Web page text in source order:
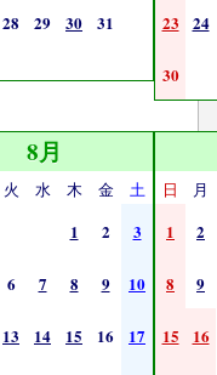
28 29 30 31 23 24
30
8月
火 水 木 金 土
1 2 3
6 7 8 9 10
13 14 15 16 17
日 月
1 2
8 9
15 16